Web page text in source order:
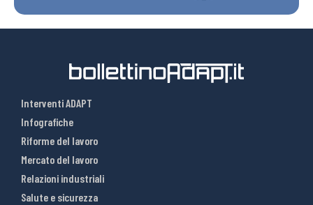
Interventi ADAPT
Infografiche
Riforme del lavoro
Mercato del lavoro
Relazioni industriali
Salute e sicurezza